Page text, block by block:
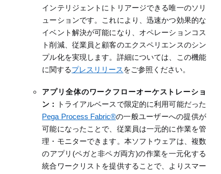
インテリジェントにトリアージできる唯一のソリ
ューションです。これにより、迅速かつ効果的な
イベント解決が可能になり、オペレーションコス
ト削減、従業員と顧客のエクスペリエンスのシン
プル化を実現します。詳細については、この機能
に関するプレスリリース をご参照ください。
アプリ全体のワークフローオーケストレーショ
ン：
トライアルベースで限定的に利用可能だった
Pega Process Fabric®の一般ユーザーへの提供が
可能になったことで、 従業員は一元的に作業を管
理・モニターできます。本ソフトウェアは、複数
のアプリ (ペガと非ペガ両方)の作業を一元化する
統合 ワークリストを提供することで、よりスマー